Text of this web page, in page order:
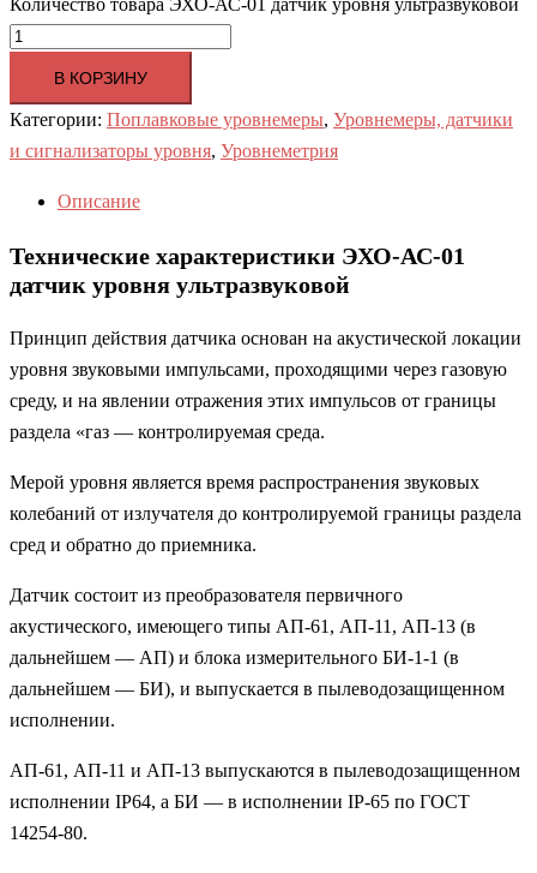
Количество товара ЭХО-АС-01 датчик уровня ультразвуковой
В КОРЗИНУ
Категории: Поплавковые уровнемеры, Уровнемеры, датчики
и сигнализаторы уровня, Уровнеметрия
Описание
Технические характеристики ЭХО-АС-01
датчик уровня ультразвуковой
Принцип действия датчика основан на акустической локации
уровня звуковыми импульсами, проходящими через газовую
среду, и на явлении отражения этих импульсов от границы
раздела «газ — контролируемая среда.
Мерой уровня является время распространения звуковых
колебаний от излучателя до контролируемой границы раздела
сред и обратно до приемника.
Датчик состоит из преобразователя первичного
акустического, имеющего типы АП-61, АП-11, АП-13 (в
дальнейшем — АП) и блока измерительного БИ-1-1 (в
дальнейшем — БИ), и выпускается в пылеводозащищенном
исполнении.
АП-61, АП-11 и АП-13 выпускаются в пылеводозащищенном
исполнении IP64, а БИ — в исполнении IP-65 по ГОСТ
14254-80.